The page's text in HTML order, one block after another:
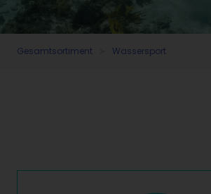
Gesamtsortiment Wassersport